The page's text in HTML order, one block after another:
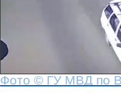
Фото © ГУ МВД по